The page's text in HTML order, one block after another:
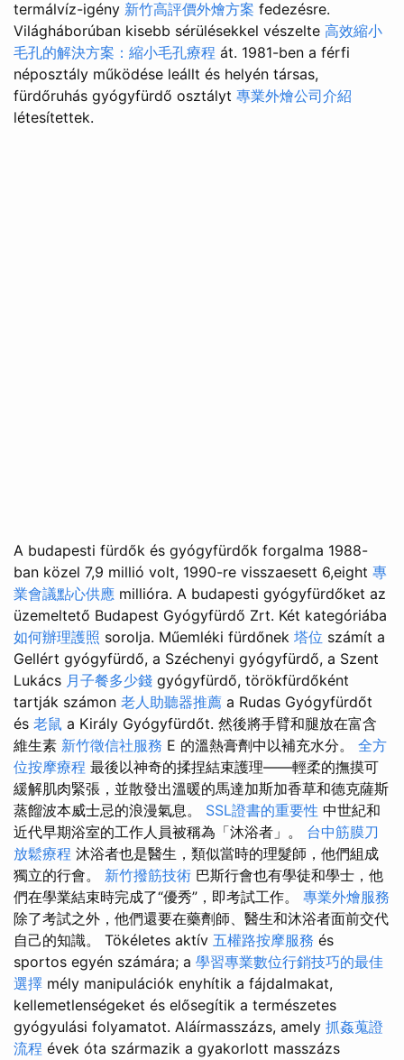
termálvíz-igény 新竹高評價外燴方案 fedezésre.
Világháborúban kisebb sérülésekkel vészelte 高效縮小
毛孔的解決方案：縮小毛孔療程 át. 1981-ben a férfi
néposztály működése leállt és helyén társas,
fürdőruhás gyógyfürdő osztályt 專業外燴公司介紹
létesítettek.
A budapesti fürdők és gyógyfürdők forgalma 1988-
ban közel 7,9 millió volt, 1990-re visszaesett 6,eight 專
業會議點心供應 millióra. A budapesti gyógyfürdőket az
üzemeltető Budapest Gyógyfürdő Zrt. Két kategóriába
如何辦理護照 sorolja. Műemléki fürdőnek 塔位 számít a
Gellért gyógyfürdő, a Széchenyi gyógyfürdő, a Szent
Lukács 月子餐多少錢 gyógyfürdő, törökfürdőként
tartják számon 老人助聽器推薦 a Rudas Gyógyfürdőt
és 老鼠 a Király Gyógyfürdőt. 然後將手臂和腿放在富含
維生素 新竹徵信社服務 E 的溫熱膏劑中以補充水分。 全方
位按摩療程 最後以神奇的揉捏結束護理——輕柔的撫摸可
緩解肌肉緊張，並散發出溫暖的馬達加斯加香草和德克薩斯
蒸餾波本威士忌的浪漫氣息。 SSL證書的重要性 中世紀和
近代早期浴室的工作人員被稱為「沐浴者」。 台中筋膜刀
放鬆療程 沐浴者也是醫生，類似當時的理髮師，他們組成
獨立的行會。 新竹撥筋技術 巴斯行會也有學徒和學士，他
們在學業結束時完成了“優秀”，即考試工作。 專業外燴服務
除了考試之外，他們還要在藥劑師、醫生和沐浴者面前交代
自己的知識。 Tökéletes aktív 五權路按摩服務 és
sportos egyén számára; a 學習專業數位行銷技巧的最佳
選擇 mély manipulációk enyhítik a fájdalmakat,
kellemetlenségeket és elősegítik a természetes
gyógyulási folyamatot. Aláírmasszázs, amely 抓姦蒐證
流程 évek óta származik a gyakorlott masszázs